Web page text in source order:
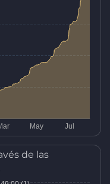
de las